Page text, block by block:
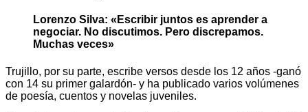
Lorenzo Silva: «Escribir juntos es aprender a
negociar. No discutimos. Pero discrepamos.
Muchas veces»
Trujillo, por su parte, escribe versos desde los 12 años -ganó
con 14 su primer galardón- y ha publicado varios volúmenes
de poesía, cuentos y novelas juveniles.